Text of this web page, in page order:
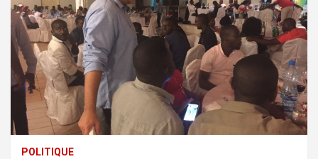
POLITIQUE